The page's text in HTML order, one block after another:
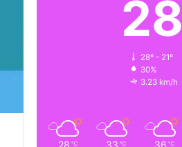
28
28º - 21º
30%
3.23 km/h
28 ℃ 33 ℃ 36 ℃